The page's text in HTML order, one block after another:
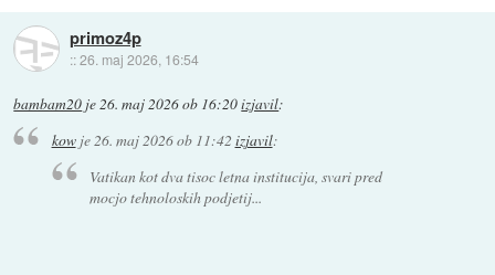
primoz4p
::26. maj 2026, 16:54
bambam20 je26. maj 2026 ob 16:20izjavil:
kowje26. maj 2026 ob 11:42 izjavil:
Vatikan kot dva tisoc letna institucija, svari pred
mocjo tehnoloskih podjetij...